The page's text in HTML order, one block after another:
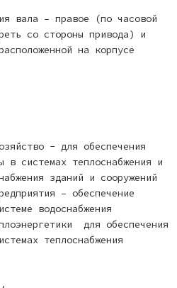
вала – правое (по часовой
со стороны привода) и
на корпусе
- для обеспечения
в системах теплоснабжения и
зданий и сооружений
– обеспечение
водоснабжения
для обеспечения
теплоснабжения